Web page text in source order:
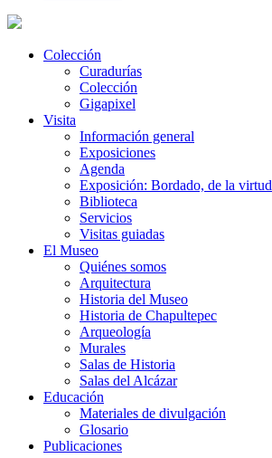
Colección
Curadurías
Colección
Gigapixel
Visita
Información general
Exposiciones
Agenda
Exposición: Bordado, de la virtud
Biblioteca
Servicios
Visitas guiadas
El Museo
Quiénes somos
Arquitectura
Historia del Museo
Historia de Chapultepec
Arqueología
Murales
Salas de Historia
Salas del Alcázar
Educación
Materiales de divulgación
Glosario
Publicaciones